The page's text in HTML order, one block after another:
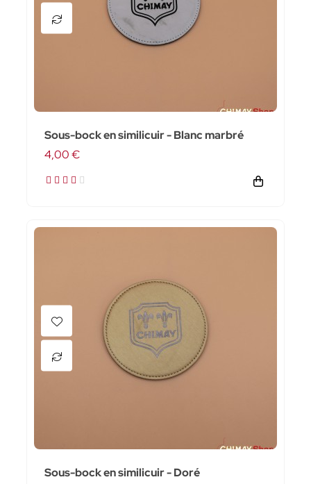
Sous-bock en similicuir - Blanc marbré
4,00 €
Sous-bock en similicuir - Doré